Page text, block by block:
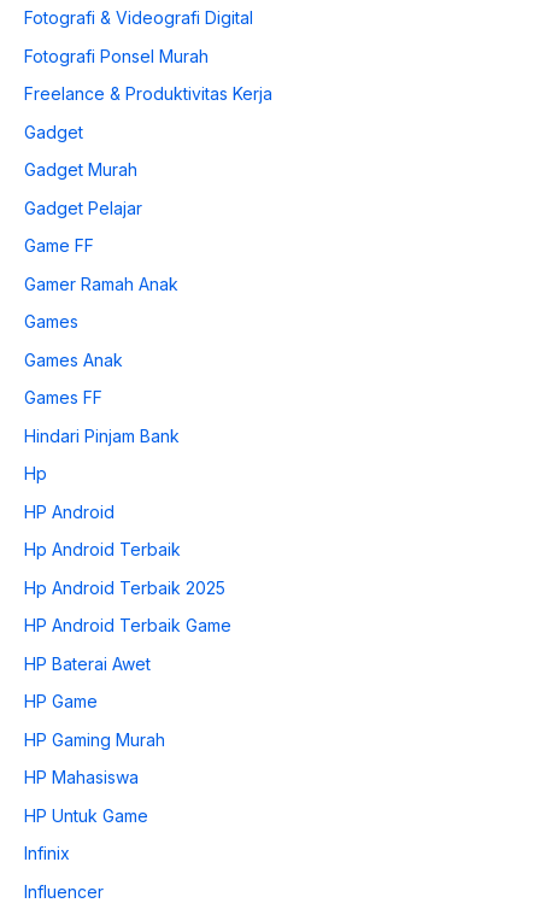
Fotografi & Videografi Digital
Fotografi Ponsel Murah
Freelance & Produktivitas Kerja
Gadget
Gadget Murah
Gadget Pelajar
Game FF
Gamer Ramah Anak
Games
Games Anak
Games FF
Hindari Pinjam Bank
Hp
HP Android
Hp Android Terbaik
Hp Android Terbaik 2025
HP Android Terbaik Game
HP Baterai Awet
HP Game
HP Gaming Murah
HP Mahasiswa
HP Untuk Game
Infinix
Influencer